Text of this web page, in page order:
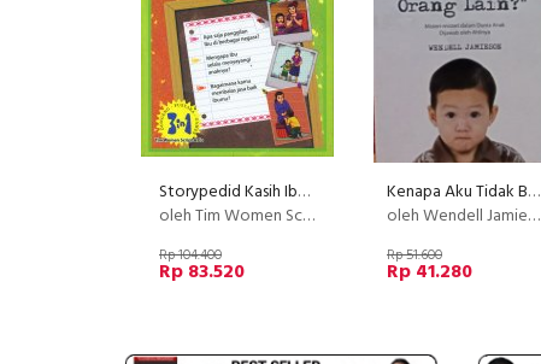
Storypedid Kasih Ibu Sepanjang Masa
oleh Tim Women Script
Rp 104.400
Rp 83.520
Kenapa Aku Tidak Boleh Mengupil Di Depan Orang Lain?
oleh Wendell Jamieson
Rp 51.600
Rp 41.280